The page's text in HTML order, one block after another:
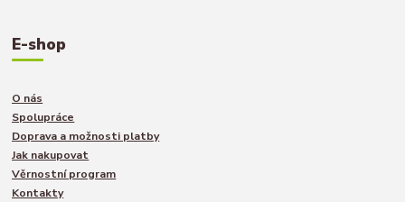
E-shop
O nás
Spolupráce
Doprava a možnosti platby
Jak nakupovat
Věrnostní program
Kontakty